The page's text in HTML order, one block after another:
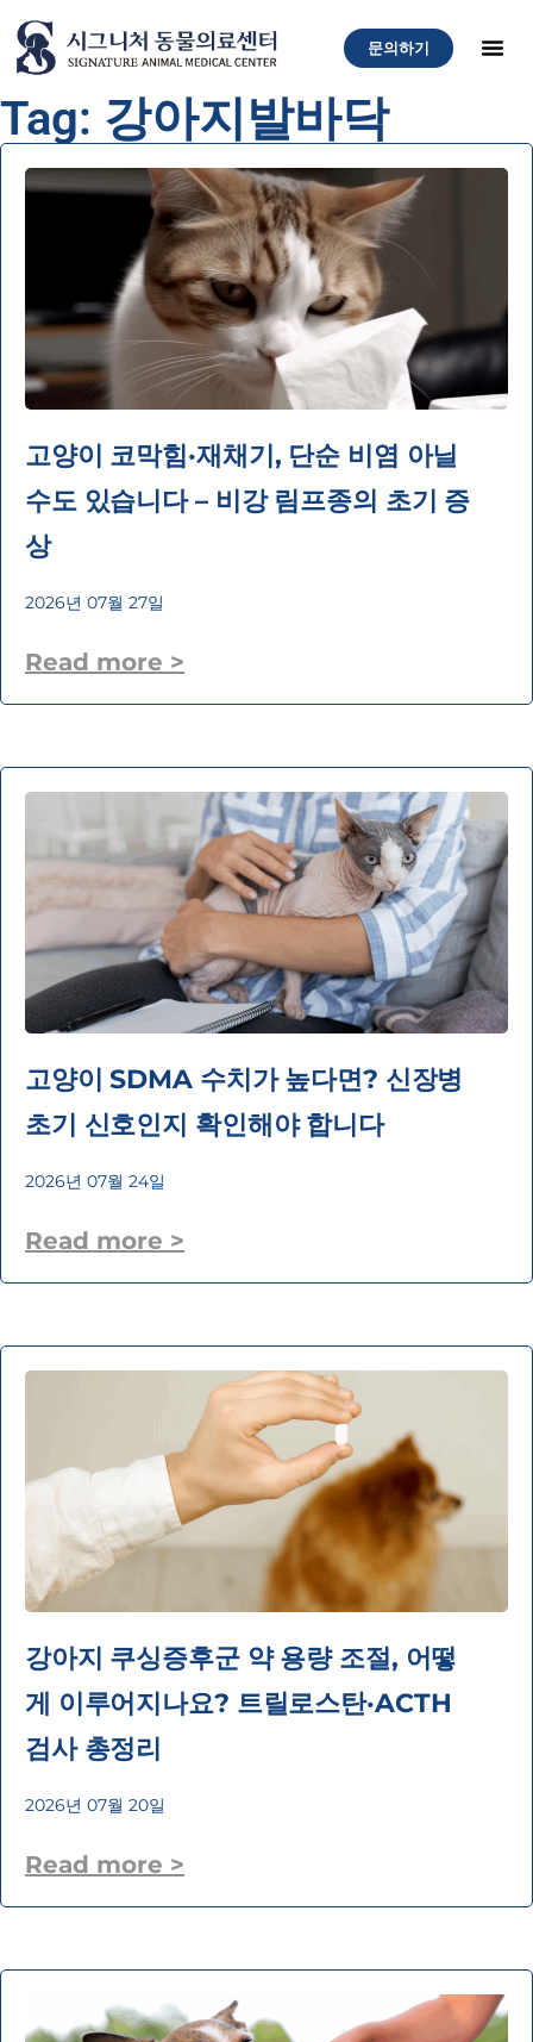
문의하기
Tag: 강아지발바닥
고양이 코막힘·재채기, 단순 비염 아닐
수도 있습니다 – 비강 림프종의 초기 증
상
2026년 07월 27일
Read more >
고양이 SDMA 수치가 높다면? 신장병
초기 신호인지 확인해야 합니다
2026년 07월 24일
Read more >
강아지 쿠싱증후군 약 용량 조절, 어떻
게 이루어지나요? 트릴로스탄·ACTH
검사 총정리
2026년 07월 20일
Read more >